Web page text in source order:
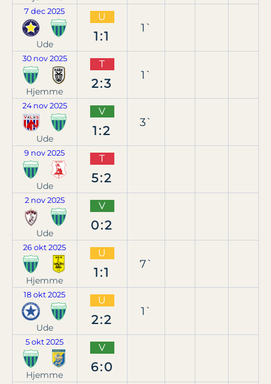
7 dec 2025
Ude
U
1:1
1`
30 nov 2025
Hjemme
T
2:3
1`
24 nov 2025
Ude
V
1:2
3`
9 nov 2025
Ude
T
5:2
2 nov 2025
Ude
V
0:2
26 okt 2025
Hjemme
U
1:1
7`
18 okt 2025
Ude
U
2:2
1`
5 okt 2025
Hjemme
V
6:0